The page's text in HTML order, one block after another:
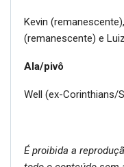
Kevin
(remanescente) e
Ala/pivô
Well (ex-Corinthians/
É proibida a